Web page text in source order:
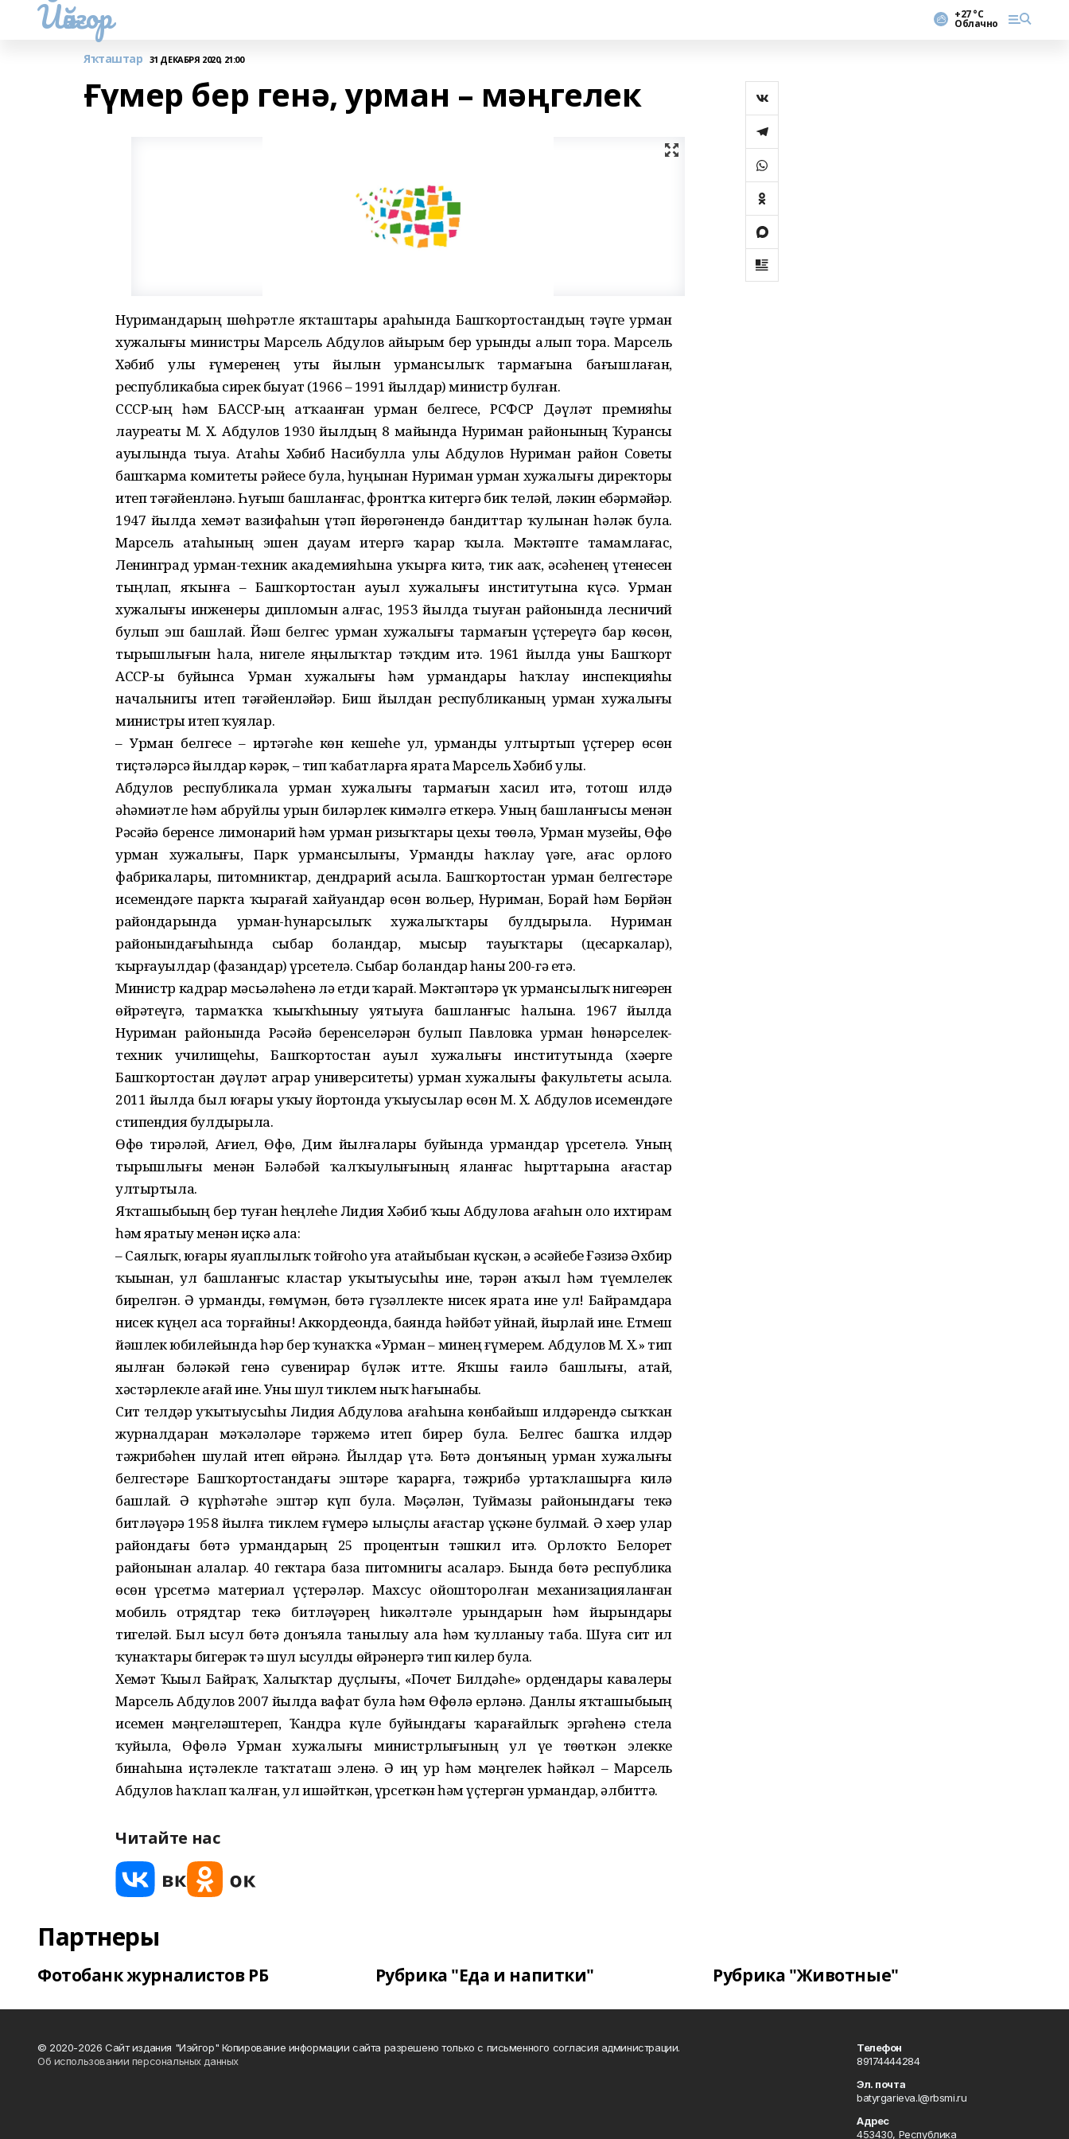
Йәйғор +27 °С
Облачно
Яҡташтар 31 ДЕКАБРЯ 2020, 21:00
Ғүмер бер генә, урман – мәңгелек
Нуримандарҙың шөһрәтле яҡташтары араһында Башҡортостандың тәүге урман
хужалығы министры Марсель Абдулов айырым бер урынды алып тора. Марсель
Хәбиб улы ғүмеренең утыҙ йылын урмансылыҡ тармағына бағышлаған,
республикабыҙҙа сирек быуат (1966 – 1991 йылдар) министр булған.
СССР-ҙың һәм БАССР-ҙың атҡаҙанған урман белгесе, РСФСР Дәүләт премияһы
лауреаты М. Х. Абдулов 1930 йылдың 8 майында Нуриман районының Ҡурансы
ауылында тыуа. Атаһы Хәбиб Насибулла улы Абдулов Нуриман район Советы
башҡарма комитеты рәйесе була, һуңынан Нуриман урман хужалығы директоры
итеп тәғәйенләнә. Һуғыш башланғас, фронтҡа китергә бик теләй, ләкин ебәрмәйҙәр.
1947 йылда хеҙмәт вазифаһын үтәп йөрөгәнендә бандиттар ҡулынан һәләк була.
Марсель атаһының эшен дауам итергә ҡарар ҡыла. Мәктәпте тамамлағас,
Ленинград урман-техник академияһына уҡырға китә, тик аҙаҡ, әсәһенең үтенесен
тыңлап, яҡынға – Башҡортостан ауыл хужалығы институтына күсә. Урман
хужалығы инженеры дипломын алғас, 1953 йылда тыуған районында лесничий
булып эш башлай. Йәш белгес урман хужалығы тармағын үҫтереүгә бар көсөн,
тырышлығын һала, нигеҙле яңылыҡтар тәҡдим итә. 1961 йылда уны Башҡорт
АССР-ы буйынса Урман хужалығы һәм урмандарҙы һаҡлау инспекцияһы
начальнигы итеп тәғәйенләйҙәр. Биш йылдан республиканың урман хужалығы
министры итеп ҡуялар.
– Урман белгесе – иртәгәһе көн кешеһе ул, урманды ултыртып үҫтерер өсөн
тиҫтәләрсә йылдар кәрәк, – тип ҡабатларға ярата Марсель Хәбиб улы.
Абдулов республикала урман хужалығы тармағын хасил итә, тотош илдә
әһәмиәтле һәм абруйлы урын биләрлек кимәлгә еткерә. Уның башланғысы менән
Рәсәйҙә беренсе лимонарий һәм урман ризыҡтары цехы төҙөлә, Урман музейы, Өфө
урман хужалығы, Парк урмансылығы, Урманды һаҡлау үҙәге, ағас орлоғо
фабрикалары, питомниктар, дендрарий асыла. Башҡортостан урман белгестәре
исемендәге паркта ҡырағай хайуандар өсөн вольер, Нуриман, Борай һәм Бөрйән
райондарында урман-һунарсылыҡ хужалыҡтары булдырыла. Нуриман
районындағыһында сыбар боландар, мысыр тауыҡтары (цесаркалар),
ҡырғауылдар (фазандар) үрсетелә. Сыбар боландар һаны 200-гә етә.
Министр кадрҙар мәсьәләһенә лә етди ҡарай. Мәктәптәрҙә үк урмансылыҡ нигеҙҙәрен
өйрәтеүгә, тармаҡҡа ҡыҙыҡһыныу уятыуға башланғыс һалына. 1967 йылда
Нуриман районында Рәсәйҙә беренселәрҙән булып Павловка урман һөнәрселек-
техник училищеһы, Башҡортостан ауыл хужалығы институтында (хәҙерге
Башҡортостан дәүләт аграр университеты) урман хужалығы факультеты асыла.
2011 йылда был юғары уҡыу йортонда уҡыусылар өсөн М. Х. Абдулов исемендәге
стипендия булдырыла.
Өфө тирәләй, Ағиҙел, Өфө, Дим йылғалары буйында урмандар үрсетелә. Уның
тырышлығы менән Бәләбәй ҡалҡыулығының яланғас һырттарына ағастар
ултыртыла.
Яҡташыбыҙҙың бер туған һеңлеһе Лидия Хәбиб ҡыҙы Абдулова ағаһын оло ихтирам
һәм яратыу менән иҫкә ала:
– Саялыҡ, юғары яуаплылыҡ тойғоһо уға атайыбыҙҙан күскән, ә әсәйебеҙ Ғәзизә Әхбир
ҡыҙынан, ул башланғыс кластар уҡытыусыһы ине, тәрән аҡыл һәм түҙемлелек
бирелгән. Ә урманды, ғөмүмән, бөтә гүзәллекте нисек ярата ине ул! Байрамдарҙа
нисек күңел аса торғайны! Аккордеонда, баянда һәйбәт уйнай, йырлай ине. Етмеш
йәшлек юбилейында һәр бер ҡунаҡҡа «Урман – минең ғүмерем. Абдулов М. Х.» тип
яҙылған бәләкәй генә сувенирҙар бүләк итте. Яҡшы ғаилә башлығы, атай,
хәстәрлекле ағай ине. Уны шул тиклем ныҡ һағынабыҙ.
Сит телдәр уҡытыусыһы Лидия Абдулова ағаһына көнбайыш илдәрендә сыҡҡан
журналдарҙан мәҡәләләрҙе тәржемә итеп бирер була. Белгес башҡа илдәр
тәжрибәһен шулай итеп өйрәнә. Йылдар үтә. Бөтә донъяның урман хужалығы
белгестәре Башҡортостандағы эштәрҙе ҡарарға, тәжрибә уртаҡлашырға килә
башлай. Ә күрһәтәһе эштәр күп була. Мәҫәлән, Туймазы районындағы текә
битләүҙәрҙә 1958 йылға тиклем ғүмерҙә ылыҫлы ағастар үҫкәне булмай. Ә хәҙер улар
райондағы бөтә урмандарҙың 25 процентын тәшкил итә. Орлоҡто Белорет
районынан алалар. 40 гектарҙа база питомнигы асаларэ. Бында бөтә республика
өсөн үрсетмә материал үҫтерәләр. Махсус ойошторолған механизацияланған
мобиль отрядтар текә битләүҙәрҙең һикәлтәле урындарын һәм йырындарҙы
тигеҙләй. Был ысул бөтә донъяла танылыу ала һәм ҡулланыу таба. Шуға сит ил
ҡунаҡтары бигерәк тә шул ысулды өйрәнергә тип килер була.
Хеҙмәт Ҡыҙыл Байраҡ, Халыҡтар дуҫлығы, «Почет Билдәһе» ордендары кавалеры
Марсель Абдулов 2007 йылда вафат була һәм Өфөлә ерләнә. Данлы яҡташыбыҙҙың
исемен мәңгеләштереп, Ҡандра күле буйындағы ҡарағайлыҡ эргәһенә стела
ҡуйыла, Өфөлә Урман хужалығы министрлығының ул үҙе төҙөткән элекке
бинаһына иҫтәлекле таҡтаташ эленә. Ә иң ҙур һәм мәңгелек һәйкәл – Марсель
Абдулов һаҡлап ҡалған, ул ишәйткән, үрсеткән һәм үҫтергән урмандар, әлбиттә.
Читайте нас
Партнеры
Фотобанк журналистов РБ Рубрика "Еда и напитки" Рубрика "Животные"
© 2020-2026 Сайт издания "Иэйгор" Копирование информации сайта разрешено только с письменного согласия администрации.
Об использовании персональных данных
Телефон
89174444284
Эл. почта
batyrgarieva.l@rbsmi.ru
Адрес
453430, Республика